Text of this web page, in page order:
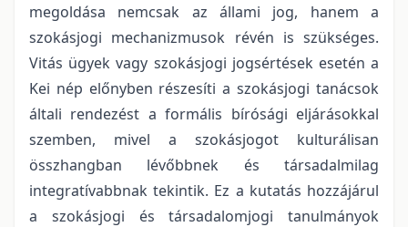
megoldása nemcsak az állami jog, hanem a
szokásjogi mechanizmusok révén is szükséges.
Vitás ügyek vagy szokásjogi jogsértések esetén a
Kei nép előnyben részesíti a szokásjogi tanácsok
általi rendezést a formális bírósági eljárásokkal
szemben, mivel a szokásjogot kulturálisan
összhangban lévőbbnek és társadalmilag
integratívabbnak tekintik. Ez a kutatás hozzájárul
a szokásjogi és társadalomjogi tanulmányok